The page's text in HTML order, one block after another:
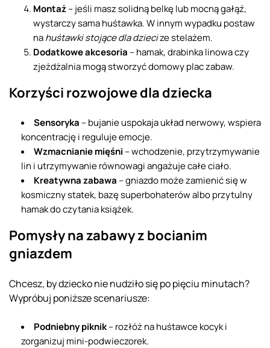
Montaż– jeśli masz solidną belkę lub mocną gałąź,
wystarczy sama huśtawka. W innym wypadku postaw
nahuśtawki stojące dla dziecize stelażem.
Dodatkowe akcesoria – hamak, drabinka linowa czy
zjeżdżalnia mogą stworzyć domowy plac zabaw.
Korzyści rozwojowe dla dziecka
Sensoryka – bujanie uspokaja układ nerwowy, wspiera
koncentrację i reguluje emocje.
Wzmacnianie mięśni – wchodzenie, przytrzymywanie
lin i utrzymywanie równowagi angażuje całe ciało.
Kreatywna zabawa – gniazdo może zamienić się w
kosmiczny statek, bazę superbohaterów albo przytulny
hamak do czytania książek.
Pomysły na zabawy z bocianim
gniazdem
Chcesz, by dziecko nie nudziło się po pięciu minutach?
Wypróbuj poniższe scenariusze:
Podniebny piknik– rozłóż na huśtawce kocyk i
zorganizuj mini-podwieczorek.